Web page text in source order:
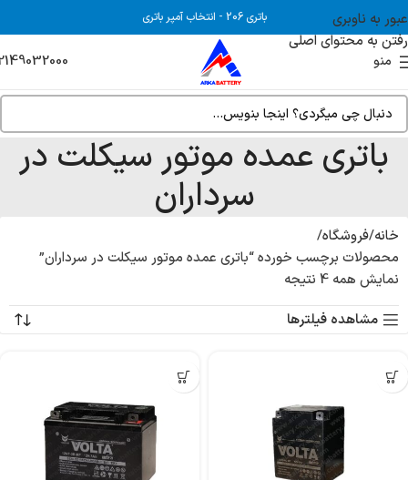
عبور به ناوبری
رفتن به محتوای اصلی
باتری 206 - انتخاب آمپر باتری
منو
باتری عمده موتور سیکلت در
سرداران
خانه فروشگاه
محصولات برچسب خورده “باتری عمده موتور سیکلت در سرداران”
نمایش همه 4 نتیجه
مشاهده فیلترها